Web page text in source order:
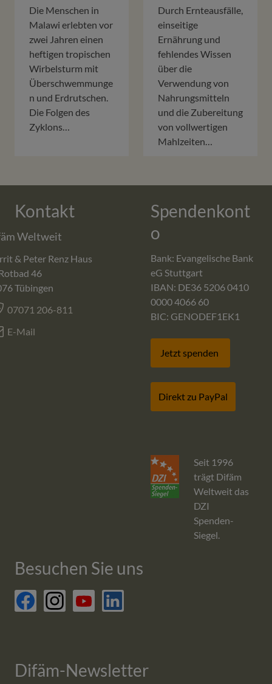
Die Menschen in
Malawi erlebten vor
zwei Jahren einen
heftigen tropischen
Wirbelsturm mit
Überschwemmunge
n und Erdrutschen.
Die Folgen des
Zyklons…
Durch Ernteausfälle,
einseitige
Ernährung und
fehlendes Wissen
über die
Verwendung von
Nahrungsmitteln
und die Zubereitung
von vollwertigen
Mahlzeiten…
Kontakt
Weltweit
& Peter Renz Haus
46
Tübingen
07071 206-811
E-Mail
Spendenkont
o
Bank: Evangelische Bank
eG Stuttgart
IBAN: DE36 5206 0410
0000 4066 60
BIC: GENODEF1EK1
Jetzt spenden
Direkt zu PayPal
Seit 1996
trägt Difäm
Weltweit das
DZI
Spenden-
Siegel.
Besuchen Sie uns
Difäm-Newsletter